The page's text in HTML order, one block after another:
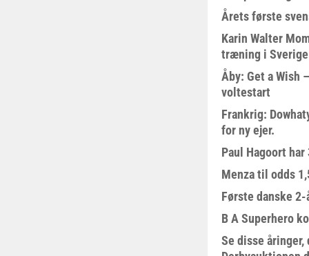
Årets første
Karin Walter
træning i Sverige
Åby: Get a Wish
voltestart
Frankrig:
for ny ejer.
Paul Hagoort
Menza til odds
Første danske
B A Superhero
Se disse